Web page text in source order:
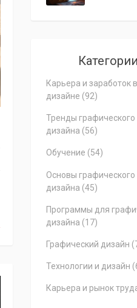
Категории
Карьера и заработок в
дизайне (92)
Тренды графического
дизайна (56)
Обучение (54)
Основы графического
дизайна (45)
Программы для
дизайна (17)
Графический дизайн
Технологии и дизайн
Карьера и рынок